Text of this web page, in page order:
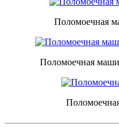
Поломоечная
Поломоечная